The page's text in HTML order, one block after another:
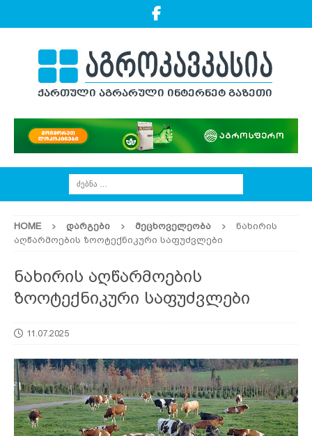
HOME ᲓᲐᲠᲒᲔᲑᲘ ᲛᲔᲪᲮᲝᲕᲔᲚᲔᲝᲑᲐ
ნახირის
აღწარმოების ზოოტექნიკური საფუძვლები
ნახირის აღწარმოების
ზოოტექნიკური საფუძვლები
11.07.2025